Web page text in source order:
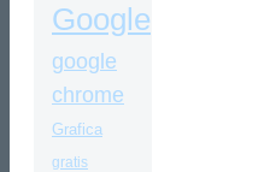
Google
google
chrome
Grafica
gratis